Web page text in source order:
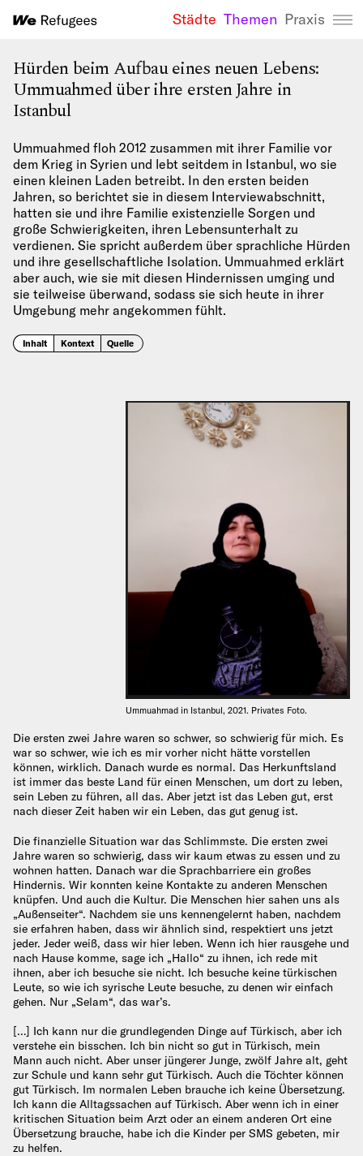
We Refugees
Städte Themen Praxis
Hürden beim Aufbau eines neuen Lebens:
Ummuahmed über ihre ersten Jahre in
Istanbul
Ummuahmed floh 2012 zusammen mit ihrer Familie vor
dem Krieg in Syrien und lebt seitdem in Istanbul, wo sie
einen kleinen Laden betreibt. In den ersten beiden
Jahren, so berichtet sie in diesem Interviewabschnitt,
hatten sie und ihre Familie existenzielle Sorgen und
große Schwierigkeiten, ihren Lebensunterhalt zu
verdienen. Sie spricht außerdem über sprachliche Hürden
und ihre gesellschaftliche Isolation. Ummuahmed erklärt
aber auch, wie sie mit diesen Hindernissen umging und
sie teilweise überwand, sodass sie sich heute in ihrer
Umgebung mehr angekommen fühlt.
Inhalt Kontext Quelle
Ummuahmad in Istanbul, 2021. Privates Foto.
Die ersten zwei Jahre waren so schwer, so schwierig für mich. Es
war so schwer, wie ich es mir vorher nicht hätte vorstellen
können, wirklich. Danach wurde es normal. Das Herkunftsland
ist immer das beste Land für einen Menschen, um dort zu leben,
sein Leben zu führen, all das. Aber jetzt ist das Leben gut, erst
nach dieser Zeit haben wir ein Leben, das gut genug ist.
Die finanzielle Situation war das Schlimmste. Die ersten zwei
Jahre waren so schwierig, dass wir kaum etwas zu essen und zu
wohnen hatten. Danach war die Sprachbarriere ein großes
Hindernis. Wir konnten keine Kontakte zu anderen Menschen
knüpfen. Und auch die Kultur. Die Menschen hier sahen uns als
„Außenseiter“. Nachdem sie uns kennengelernt haben, nachdem
sie erfahren haben, dass wir ähnlich sind, respektiert uns jetzt
jeder. Jeder weiß, dass wir hier leben. Wenn ich hier rausgehe und
nach Hause komme, sage ich „Hallo“ zu ihnen, ich rede mit
ihnen, aber ich besuche sie nicht. Ich besuche keine türkischen
Leute, so wie ich syrische Leute besuche, zu denen wir einfach
gehen. Nur „Selam“, das war’s.
[…] Ich kann nur die grundlegenden Dinge auf Türkisch, aber ich
verstehe ein bisschen. Ich bin nicht so gut in Türkisch, mein
Mann auch nicht. Aber unser jüngerer Junge, zwölf Jahre alt, geht
zur Schule und kann sehr gut Türkisch. Auch die Töchter können
gut Türkisch. Im normalen Leben brauche ich keine Übersetzung.
Ich kann die Alltagssachen auf Türkisch. Aber wenn ich in einer
kritischen Situation beim Arzt oder an einem anderen Ort eine
Übersetzung brauche, habe ich die Kinder per SMS gebeten, mir
zu helfen.